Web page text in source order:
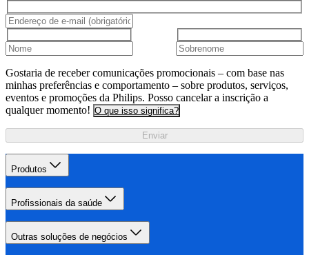
Gostaria de receber comunicações promocionais – com base nas
minhas preferências e comportamento – sobre produtos, serviços,
eventos e promoções da Philips. Posso cancelar a inscrição a
qualquer momento! O que isso significa?
Enviar
Produtos
Profissionais da saúde
Outras soluções de negócios